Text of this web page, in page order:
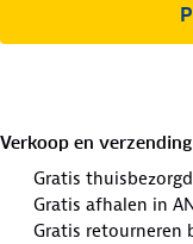
Verkoop en
Gratis
Gratis afhalen in
Gratis retourneren